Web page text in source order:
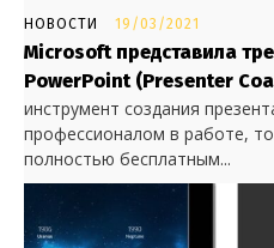
НОВОСТИ 19/03/2021
Microsoft представила
PowerPoint (Presenter
инструмент создания
профессионалом в работе,
полностью бесплатным...